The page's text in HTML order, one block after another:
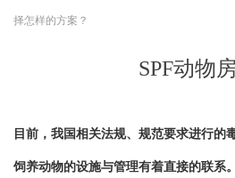
SPF动物
目前，我国相关法规、规范要求进行
饲养动物的设施与管理有着直接的联系
择怎样的方案？